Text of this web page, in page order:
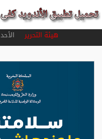
هيئة التحريرالأحد 09 غشت 2026 العدد : 5493